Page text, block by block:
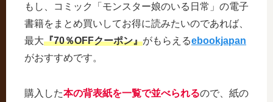
もし、コミック「モンスター娘のいる日常」の電子
書籍をまとめ買いしてお得に読みたいのであれば、
最大『70％OFFクーポン』がもらえるebookjapan
がおすすめです。
購入した本の背表紙を一覧で並べられるので、紙の